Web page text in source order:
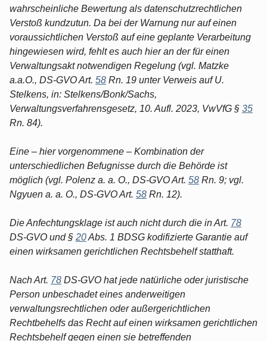
wahrscheinliche Bewertung als datenschutzrechtlichen
Verstoß kundzutun. Da bei der Warnung nur auf einen
voraussichtlichen Verstoß auf eine geplante Verarbeitung
hingewiesen wird, fehlt es auch hier an der für einen
Verwaltungsakt notwendigen Regelung (vgl. Matzke
a.a.O., DS-GVO Art. 58 Rn. 19 unter Verweis auf U.
Stelkens, in: Stelkens/Bonk/Sachs,
Verwaltungsverfahrensgesetz, 10. Aufl. 2023, VwVfG § 35
Rn. 84).
Eine – hier vorgenommene – Kombination der
unterschiedlichen Befugnisse durch die Behörde ist
möglich (vgl. Polenz a. a. O., DS-GVO Art. 58 Rn. 9; vgl.
Ngyuen a. a. O., DS-GVO Art. 58 Rn. 12).
Die Anfechtungsklage ist auch nicht durch die in Art. 78
DS-GVO und § 20Abs. 1 BDSG kodifizierte Garantie auf
einen wirksamen gerichtlichen Rechtsbehelf statthaft.
Nach Art. 78 DS-GVO hat jede natürliche oder juristische
Person unbeschadet eines anderweitigen
verwaltungsrechtlichen oder außergerichtlichen
Rechtbehelfs das Recht auf einen wirksamen gerichtlichen
Rechtsbehelf gegen einen sie betreffenden